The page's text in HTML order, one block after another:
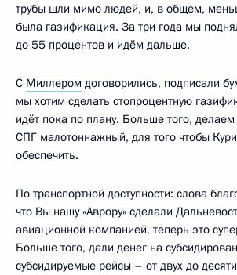
трубы шли мимо людей, и, в общем,
была газификация. За три года мы
до 55 процентов и идём дальше.
С Миллером договорились, подписали
мы хотим сделать стопроцентную
идёт пока по плану. Больше того,
СПГ малотоннажный, для того чтобы
обеспечить.
По транспортной доступности: слова
что Вы нашу «Аврору» сделали
авиационной компанией, теперь это
Больше того, дали денег на
субсидируемые рейсы – от двух до